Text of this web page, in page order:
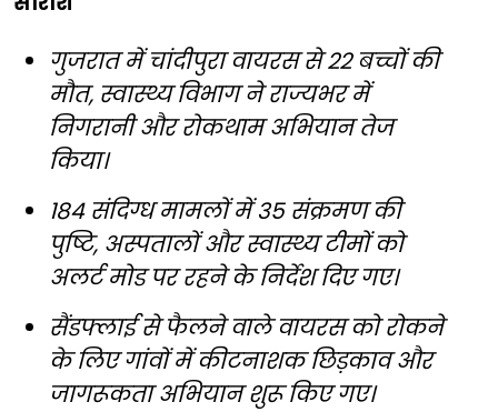
गुजरात में चांदीपुरा वायरस से 22 बच्चों की
मौत, स्वास्थ्य विभाग ने राज्यभर में
निगरानी और रोकथाम अभियान तेज
किया।
184 संदिग्ध मामलों में 35 संक्रमण की
पुष्टि, अस्पतालों और स्वास्थ्य टीमों को
अलर्ट मोड पर रहने के निर्देश दिए गए।
सैंडफ्लाई से फैलने वाले वायरस को रोकने
के लिए गांवों में कीटनाशक छिड़काव और
जागरूकता अभियान शुरू किए गए।